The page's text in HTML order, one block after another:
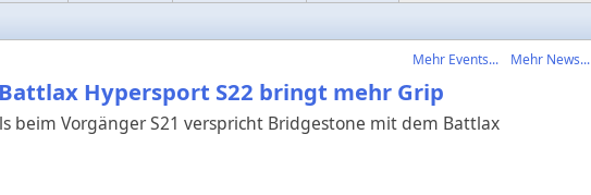
Mehr Events...
Mehr News...
Hypersport S22 bringt mehr Grip
beim Vorgänger S21 verspricht Bridgestone mit dem Battlax